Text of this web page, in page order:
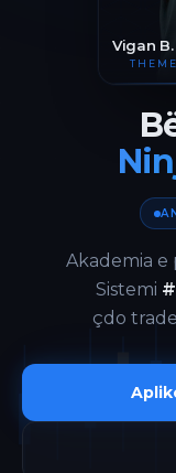
Vigan
Akademia
Sistemi
çdo